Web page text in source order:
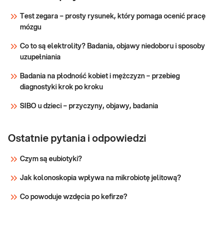
(koenzym Q10)
wpływających na piękny i zdrowy wygląd →
Przed i w trakcie suplementacji: żelazem,
wapniem oraz witaminami – D, B12 i
Sprawdź
Test zegara – prosty rysunek, który pomaga ocenić pracę
mózgu
Co to są elektrolity? Badania, objawy niedoboru i sposoby
uzupełniania
Badania na płodność kobiet i mężczyzn – przebieg
diagnostyki krok po kroku
SIBO u dzieci – przyczyny, objawy, badania
Ostatnie pytania i odpowiedzi
Czym są eubiotyki?
Jak kolonoskopia wpływa na mikrobiotę jelitową?
Co powoduje wzdęcia po kefirze?